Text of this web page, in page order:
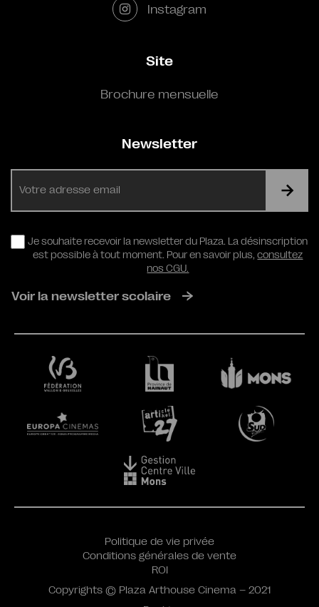
Instagram
Site
Brochure mensuelle
Newsletter
RGPD
Je souhaite recevoir la newsletter du Plaza. La désinscription
est possible à tout moment. Pour en savoir plus,consultez
nos CGU.
Voir la newsletter scolaire
Politique de vie privée
Conditions générales de vente
ROI
Copyrights © Plaza Arthouse Cinema – 2021